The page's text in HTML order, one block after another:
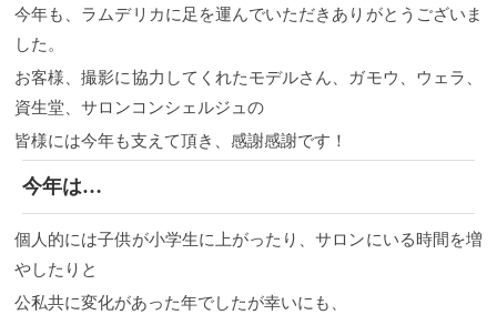
今年も、ラムデリカに足を運んでいただきありがとうございま
した。
お客様、撮影に協力してくれたモデルさん、ガモウ、ウェラ、
資生堂、サロンコンシェルジュの
皆様には今年も支えて頂き、感謝感謝です！
今年は…
個人的には子供が小学生に上がったり、サロンにいる時間を増
やしたりと
公私共に変化があった年でしたが幸いにも、